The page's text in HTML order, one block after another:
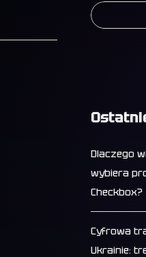
Dlaczego
wybiera
Checkbox?
Cyfrowa
Ukrainie: